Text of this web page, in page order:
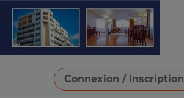
Connexion / Inscription
Télécharger une image